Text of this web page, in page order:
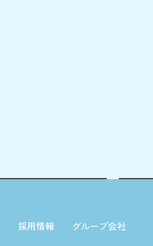
採用情報
グループ会社